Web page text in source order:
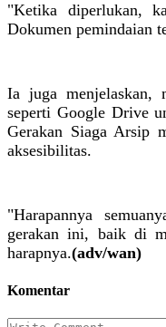
"Ketika diperlukan,
Dokumen pemindaian
Ia juga menjelaskan,
seperti Google Drive
Gerakan Siaga Arsip
aksesibilitas.
"Harapannya
gerakan ini, baik di
harapnya.(adv/wan)
Komentar